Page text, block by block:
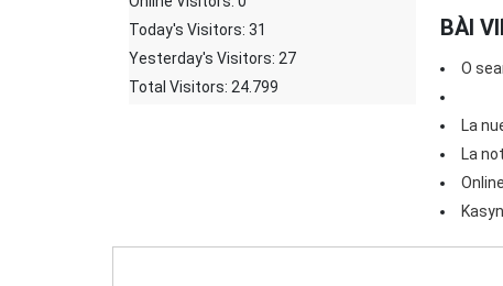
BÀI
O
La
La
Today's Visitors: 31
Yesterday's Visitors: 27
Total Visitors: 24.799